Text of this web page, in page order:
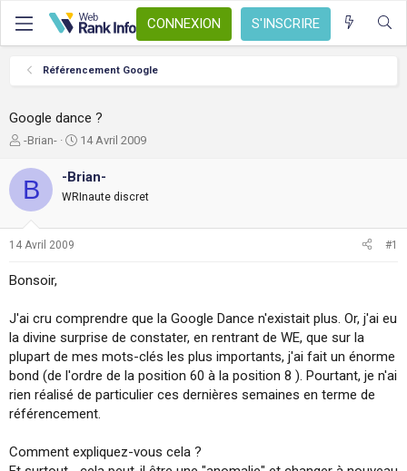
CONNEXION S'INSCRIRE
Référencement Google
Google dance ?
A
t
e
d
a
i
s
c
u
s
s
i
n
-Brian-
D
t
d
14 Avril 2009
B -Brian-
WRInaute discret
14 Avril 2009 #1
Bonsoir,
J'ai cru comprendre que la Google Dance n'existait plus. Or, j'ai eu
la divine surprise de constater, en rentrant de WE, que sur la
plupart de mes mots-clés les plus importants, j'ai fait un énorme
bond (de l'ordre de la position 60 à la position 8 ). Pourtant, je n'ai
rien réalisé de particulier ces dernières semaines en terme de
référencement.
Comment expliquez-vous cela ?